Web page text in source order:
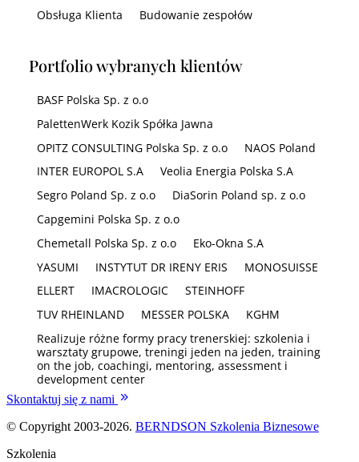
Obsługa Klienta
Budowanie zespołów
Portfolio wybranych klientów
BASF Polska Sp. z o.o
PalettenWerk Kozik Spółka Jawna
OPITZ CONSULTING Polska Sp. z o.o
NAOS Poland
INTER EUROPOL S.A
Veolia Energia Polska S.A
Segro Poland Sp. z o.o
DiaSorin Poland sp. z o.o
Capgemini Polska Sp. z o.o
Chemetall Polska Sp. z o.o
Eko-Okna S.A
YASUMI
INSTYTUT DR IRENY ERIS
MONOSUISSE
ELLERT
IMACROLOGIC
STEINHOFF
TUV RHEINLAND
MESSER POLSKA
KGHM
Realizuje różne formy pracy trenerskiej: szkolenia i
warsztaty grupowe, treningi jeden na jeden, training
on the job, coachingi, mentoring, assessment i
development center
Skontaktuj się z nami
© Copyright 2003-2026. BERNDSON Szkolenia Biznesowe
Szkolenia